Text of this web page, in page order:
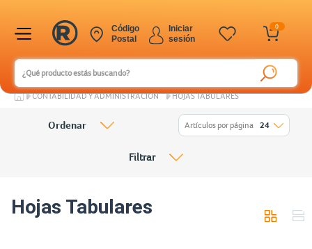
0
Iniciar
sesión
Código
Postal
CONTABILIDAD Y ADMINISTRACIÓN HOJAS TABULARES
Hojas Tabulares
Ordenar Artículos por página 24
Filtrar